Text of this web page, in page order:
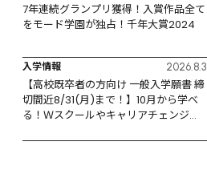
7年連続グランプリ獲得！入賞作品全て
をモード学園が独占！千年大賞2024
入学情報 2026.8.3
【高校既卒者の方向け 一般入学願書 締
切間近8/31(月)まで！】10月から学べ
る！Ｗスクールやキャリアチェンジな